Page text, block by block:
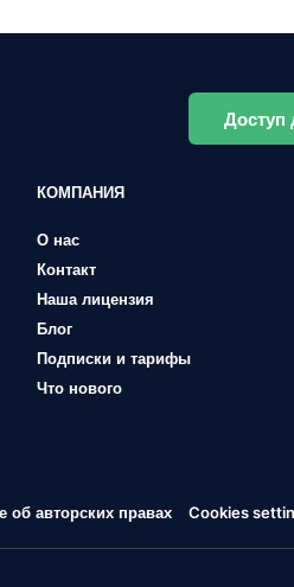
Доступ
КОМПАНИЯ
О нас
Контакт
Наша лицензия
Блог
Подписки и тарифы
Что нового
об авторских правах Cookies